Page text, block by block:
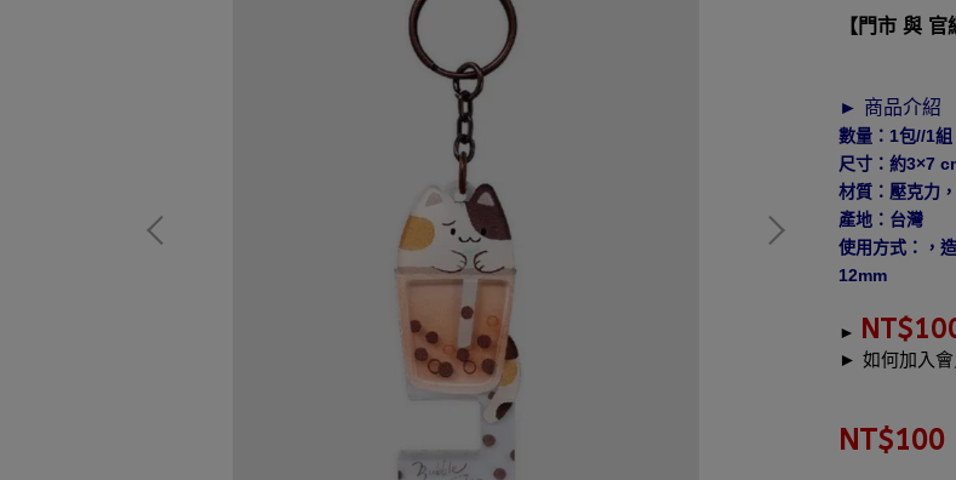
【門市 與
► 商品介紹
數量：1包//1組
尺寸：約3×7
材質：壓克力
產地：台灣
使用方式：，
12mm
►
► 如何加入
NT$100